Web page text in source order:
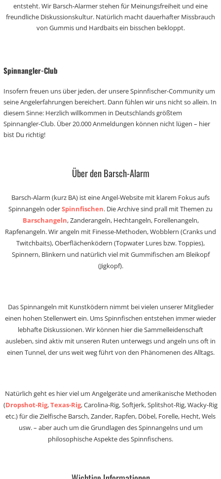
entsteht. Wir Barsch-Alarmer stehen für Meinungsfreiheit und eine
freundliche Diskussionskultur. Natürlich macht dauerhafter Missbrauch
von Gummis und Hardbaits ein bisschen bekloppt.
Spinnangler-Club
Insofern freuen uns über jeden, der unsere Spinnfischer-Community um
seine Angelerfahrungen bereichert. Dann fühlen wir uns nicht so allein. In
diesem Sinne: Herzlich willkommen in Deutschlands größtem
Spinnangler-Club. Über 20.000 Anmeldungen können nicht lügen – hier
bist Du richtig!
Über den Barsch-Alarm
Barsch-Alarm (kurz BA) ist eine Angel-Website mit klarem Fokus aufs
Spinnangeln oderSpinnfischen. Die Archive sind prall mit Themen zu
Barschangeln, Zanderangeln, Hechtangeln, Forellenangeln,
Rapfenangeln. Wir angeln mit Finesse-Methoden, Wobblern (Cranks und
Twitchbaits), Oberflächenködern (Topwater Lures bzw. Toppies),
Spinnern, Blinkern und natürlich viel mit Gummifischen am Bleikopf
(Jigkopf).
Das Spinnangeln mit Kunstködern nimmt bei vielen unserer Mitglieder
einen hohen Stellenwert ein. Ums Spinnfischen entstehen immer wieder
lebhafte Diskussionen. Wir können hier die Sammelleidenschaft
ausleben, sind aktiv mit unseren Ruten unterwegs und angeln uns oft in
einen Tunnel, der uns weit weg führt von den Phänomenen des Alltags.
Natürlich geht es hier viel um Angelgeräte und amerikanische Methoden
(Dropshot-Rig,Texas-Rig, Carolina-Rig, Softjerk, Splitshot-Rig, Wacky-Rig
etc.) für die Zielfische Barsch, Zander, Rapfen, Döbel, Forelle, Hecht, Wels
usw. – aber auch um die Grundlagen des Spinnangelns und um
philosophische Aspekte des Spinnfischens.